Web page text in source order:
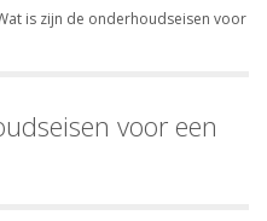
is zijn de onderhoudseisen voor
voor een